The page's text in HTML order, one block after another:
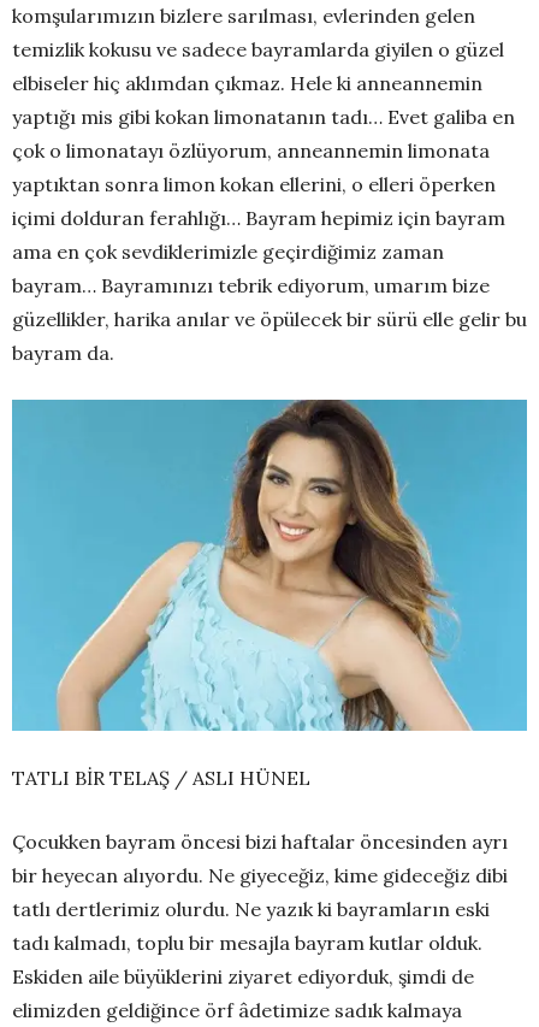
komşularımızın bizlere sarılması, evlerinden gelen
temizlik kokusu ve sadece bayramlarda giyilen o güzel
elbiseler hiç aklımdan çıkmaz. Hele ki anneannemin
yaptığı mis gibi kokan limonatanın tadı… Evet galiba en
çok o limonatayı özlüyorum, anneannemin limonata
yaptıktan sonra limon kokan ellerini, o elleri öperken
içimi dolduran ferahlığı… Bayram hepimiz için bayram
ama en çok sevdiklerimizle geçirdiğimiz zaman
bayram… Bayramınızı tebrik ediyorum, umarım bize
güzellikler, harika anılar ve öpülecek bir sürü elle gelir bu
bayram da.
TATLI BİR TELAŞ / ASLI HÜNEL
Çocukken bayram öncesi bizi haftalar öncesinden ayrı
bir heyecan alıyordu. Ne giyeceğiz, kime gideceğiz dibi
tatlı dertlerimiz olurdu. Ne yazık ki bayramların eski
tadı kalmadı, toplu bir mesajla bayram kutlar olduk.
Eskiden aile büyüklerini ziyaret ediyorduk, şimdi de
elimizden geldiğince örf âdetimize sadık kalmaya